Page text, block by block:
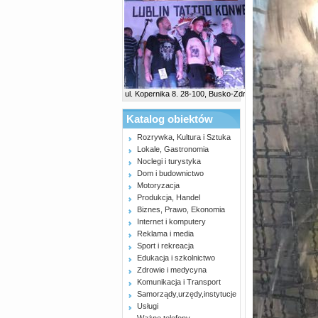
ul. Kopernika 8. 28-100, Busko-Zdrój
Katalog obiektów
Rozrywka, Kultura i Sztuka
Lokale, Gastronomia
Noclegi i turystyka
Dom i budownictwo
Motoryzacja
Produkcja, Handel
Biznes, Prawo, Ekonomia
Internet i komputery
Reklama i media
Sport i rekreacja
Edukacja i szkolnictwo
Zdrowie i medycyna
Komunikacja i Transport
Samorządy,urzędy,instytucje
Usługi